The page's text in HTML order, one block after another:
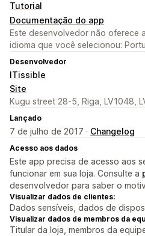
Tutorial
Documentação do app
Este desenvolvedor não oferece
idioma que você selecionou:
Desenvolvedor
ITissible
Site
Kugu street 28-5, Riga, LV1048,
Lançado
7 de julho de 2017 · Changelog
Acesso aos dados
Este app precisa de acesso aos
funcionar em sua loja. Consulte a
desenvolvedor para saber o
Visualizar dados de clientes:
Dados sensíveis, dados de
Visualizar dados de membros da
Titular da loja, membros da